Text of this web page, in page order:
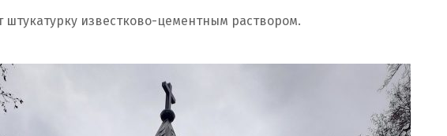
штукатурку известково-цементным раствором.